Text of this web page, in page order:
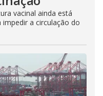
vacinal ainda está
a circulação do